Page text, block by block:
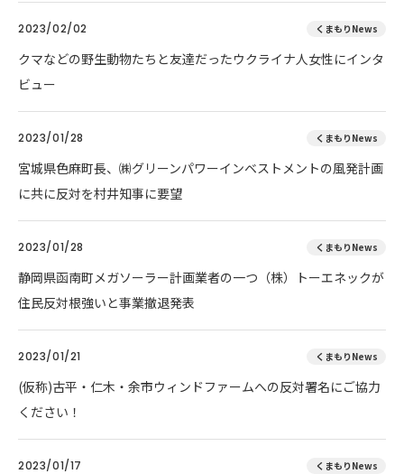
2023/02/02 くまもりNews
クマなどの野生動物たちと友達だったウクライナ人女性にインタ
ビュー
2023/01/28 くまもりNews
宮城県色麻町長、㈱グリーンパワーインベストメントの風発計画
に共に反対を村井知事に要望
2023/01/28 くまもりNews
静岡県函南町メガソーラー計画業者の一つ（株）トーエネックが
住民反対根強いと事業撤退発表
2023/01/21 くまもりNews
(仮称)古平・仁木・余市ウィンドファームへの反対署名にご協力
ください！
2023/01/17 くまもりNews